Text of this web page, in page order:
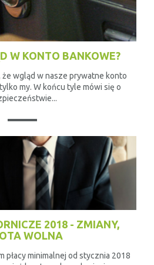
W KONTO BANKOWE?
że wgląd w nasze prywatne konto
my. W końcu tyle mówi się o
2018 - ZMIANY,
WOLNA
płacy minimalnej od stycznia 2018